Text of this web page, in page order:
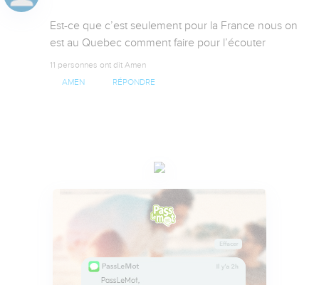
Est-ce que c’est seulement pour la France nous on
est au Quebec comment faire pour l’écouter
11 personnes ont dit Amen
AMEN RÉPONDRE